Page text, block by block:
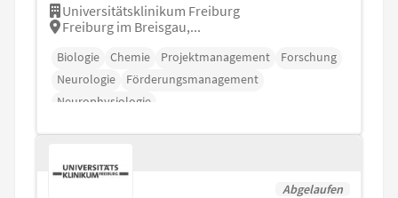
Universitätsklinikum Freiburg
Freiburg im Breisgau,...
Biologie Chemie Projektmanagement
Forschung
Neurologie
Förderungsmanagement
Neurophysiologie
Abgelaufen